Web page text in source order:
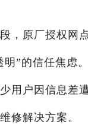
，原厂授权网
”的信任焦虑
用户因信息差
修解决方案。